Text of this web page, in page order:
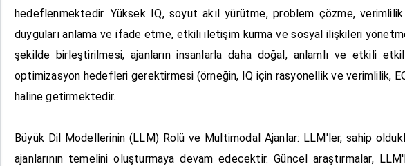
hedeflenmektedir. Yüksek IQ, soyut akıl yürütme, problem çözme,
duyguları anlama ve ifade etme, etkili iletişim kurma ve sosyal ilişkileri
şekilde birleştirilmesi, ajanların insanlarla daha doğal, anlamlı ve etkili
optimizasyon hedefleri gerektirmesi (örneğin, IQ için rasyonellik ve verimlilik,
haline getirmektedir.
Büyük Dil Modellerinin (LLM) Rolü ve Multimodal Ajanlar: LLM'ler, sahip
ajanlarının temelini oluşturmaya devam edecektir. Güncel araştırmalar,